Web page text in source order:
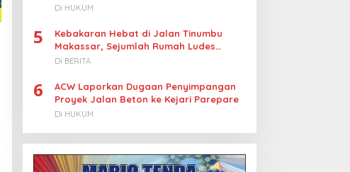
Di HUKUM
5
Kebakaran Hebat di Jalan Tinumbu
Makassar, Sejumlah Rumah Ludes
Terbakar, Penyebab Masih Diselidiki
Di BERITA
6
ACW Laporkan Dugaan Penyimpangan
Proyek Jalan Beton ke Kejari Parepare
Di HUKUM